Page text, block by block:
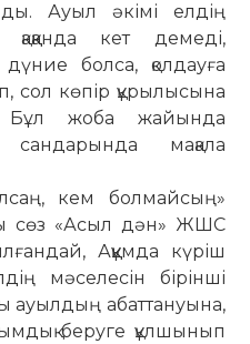
Ауыл әкімі елдің
кет де­меді,
дүние болса, қолдауға
сол көпір құрылысына
Бұл жоба жайында
мақала
кем болмайсың»
сөз «Асыл дән» ЖШС
Аққұмда күріш
мәселесін бірінші
ауылдың абаттануына,
беруге құлшынып